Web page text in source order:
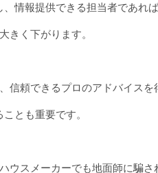
情報提供できる担当者であれば
きく下がります。
信頼できるプロのアドバイスを
とも重要です。
ウスメーカーでも地面師に騙さ